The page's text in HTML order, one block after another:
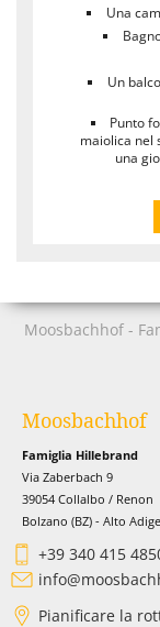
Una
Un
Punto
maiolica nel
una
Moosbachhof -
Moosbachhof
Famiglia Hillebrand
Via Zaberbach 9
39054 Collalbo / Renon
Bolzano (BZ) - Alto Adige
+39 340 415
Pianificare la